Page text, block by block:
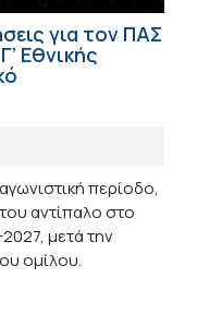
για τον ΠΑΣ
Εθνικής
περίοδο,
αντίπαλο στο
μετά την
ομίλου.